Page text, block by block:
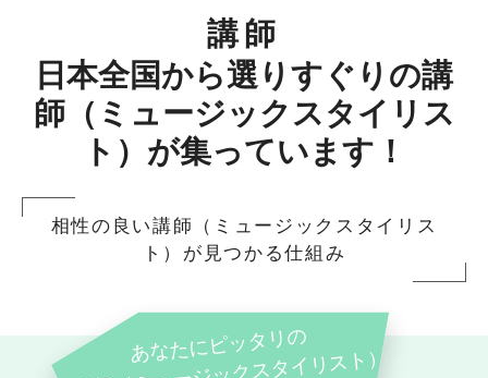
講師
日本全国から選りすぐりの講
師（ミュージックスタイリス
ト）が集っています！
相性の良い講師（ミュージックスタイリス
ト）が見つかる仕組み